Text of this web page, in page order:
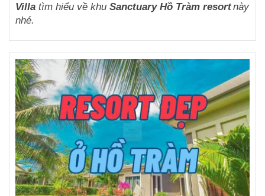
Villa tìm hiểu về khu Sanctuary Hồ Tràm resortnày
nhé.